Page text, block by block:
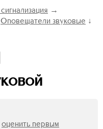
→
Оповещатели звуковые ↓
оценить первым